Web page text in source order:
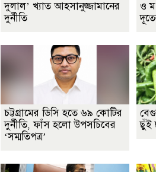
দুলাল’ খ্যাত আহসানুজ্জামানের
দুর্নীতি
ও
চট্টগ্রামের ডিসি হতে ৬৯ কোটির
দুর্নীতি, ফাঁস হলো উপসচিবের
‘সম্মতিপত্র’
ছুঁই